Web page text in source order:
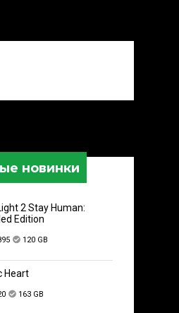
новинки
2 Stay Human:
Edition
120 GB
Heart
163 GB